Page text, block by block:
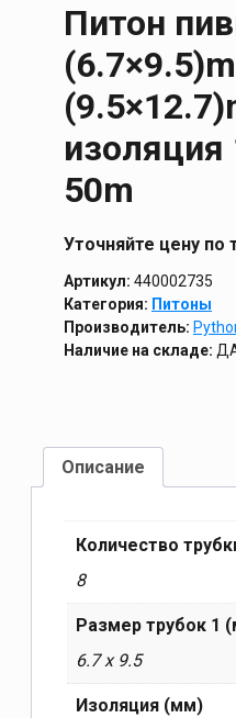
Питон
изоляция
50m
Уточняйте цену по
Артикул: 440002735
Категория: Питоны
Производитель:
Наличие на складе:
Описание
Количество
8
Размер трубок 1
6.7 x 9.5
Изоляция (мм)